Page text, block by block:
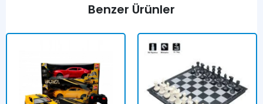
Benzer Ürünler